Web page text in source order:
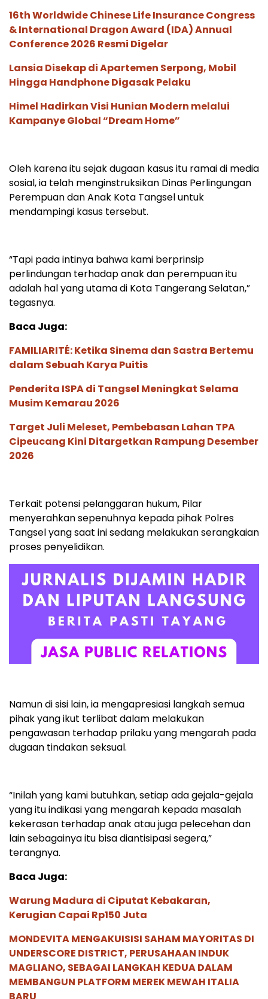
16th Worldwide Chinese Life Insurance Congress
& International Dragon Award (IDA) Annual
Conference 2026 Resmi Digelar
Lansia Disekap di Apartemen Serpong, Mobil
Hingga Handphone Digasak Pelaku
Himel Hadirkan Visi Hunian Modern melalui
Kampanye Global “Dream Home”
Oleh karena itu sejak dugaan kasus itu ramai di media
sosial, ia telah menginstruksikan Dinas Perlingungan
Perempuan dan Anak Kota Tangsel untuk
mendampingi kasus tersebut.
“Tapi pada intinya bahwa kami berprinsip
perlindungan terhadap anak dan perempuan itu
adalah hal yang utama di Kota Tangerang Selatan,”
tegasnya.
Baca Juga:
FAMILIARITÉ: Ketika Sinema dan Sastra Bertemu
dalam Sebuah Karya Puitis
Penderita ISPA di Tangsel Meningkat Selama
Musim Kemarau 2026
Target Juli Meleset, Pembebasan Lahan TPA
Cipeucang Kini Ditargetkan Rampung Desember
2026
Terkait potensi pelanggaran hukum, Pilar
menyerahkan sepenuhnya kepada pihak Polres
Tangsel yang saat ini sedang melakukan serangkaian
proses penyelidikan.
Namun di sisi lain, ia mengapresiasi langkah semua
pihak yang ikut terlibat dalam melakukan
pengawasan terhadap prilaku yang mengarah pada
dugaan tindakan seksual.
“Inilah yang kami butuhkan, setiap ada gejala-gejala
yang itu indikasi yang mengarah kepada masalah
kekerasan terhadap anak atau juga pelecehan dan
lain sebagainya itu bisa diantisipasi segera,”
terangnya.
Baca Juga:
Warung Madura di Ciputat Kebakaran,
Kerugian Capai Rp150 Juta
MONDEVITA MENGAKUISISI SAHAM MAYORITAS DI
UNDERSCORE DISTRICT, PERUSAHAAN INDUK
MAGLIANO, SEBAGAI LANGKAH KEDUA DALAM
MEMBANGUN PLATFORM MEREK MEWAH ITALIA
BARU